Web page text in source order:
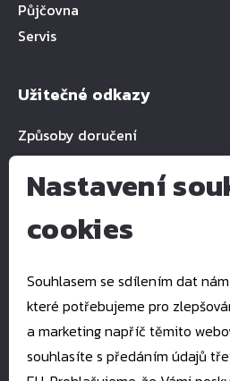
Půjčovna
Servis
Užitečné odkazy
Způsoby doručení
Kontakty
Tel.:
+420 777 993 939
Štefánikova 1512
760 01 Zlín
Nastavení
cookies
Souhlasem se sdílením dat
které potřebujeme pro
a marketing napříč těmito
souhlasíte s předáním údajů